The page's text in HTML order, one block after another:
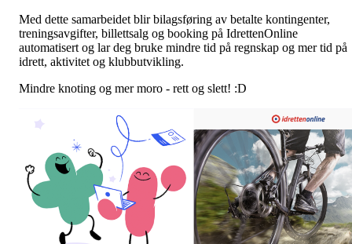
Med dette samarbeidet blir bilagsføring av betalte kontingenter,
treningsavgifter, billettsalg og booking på IdrettenOnline
automatisert og lar deg bruke mindre tid på regnskap og mer tid på
idrett, aktivitet og klubbutvikling.
Mindre knoting og mer moro - rett og slett! :D